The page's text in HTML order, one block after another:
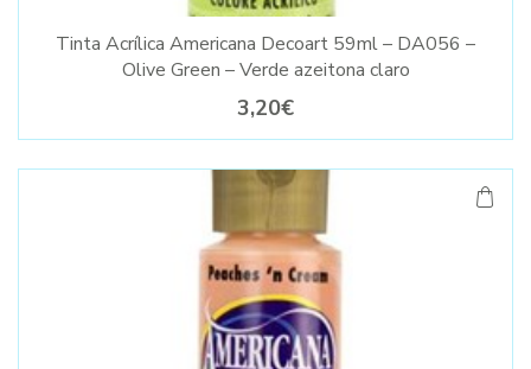
Tinta Acrílica Americana Decoart 59ml – DA056 –
Olive Green – Verde azeitona claro
3,20€